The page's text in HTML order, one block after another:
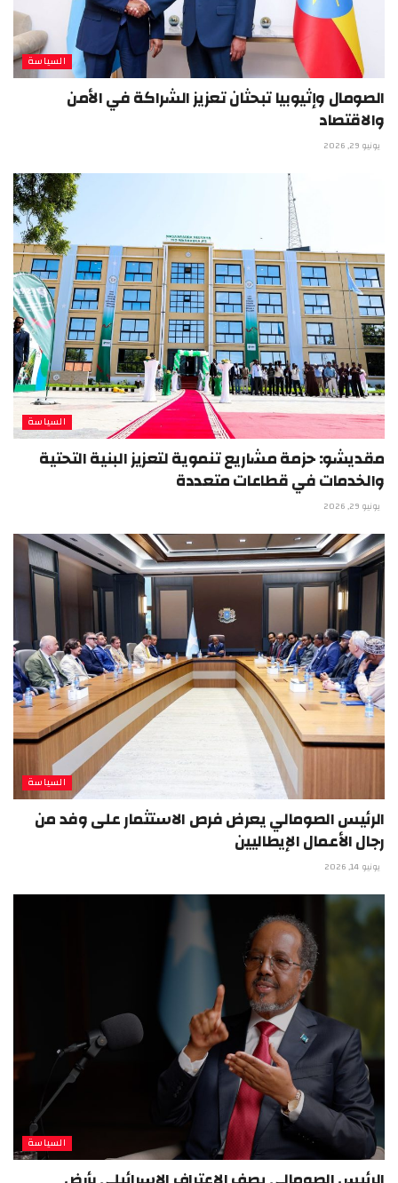
السياسة
الصومال وإثيوبيا تبحثان تعزيز الشراكة في الأمن
والاقتصاد
يونيو 29, 2026
السياسة
مقديشو: حزمة مشاريع تنموية لتعزيز البنية التحتية
والخدمات في قطاعات متعددة
يونيو 29, 2026
السياسة
الرئيس الصومالي يعرض فرص الاستثمار على وفد من
رجال الأعمال الإيطاليين
يونيو 14, 2026
السياسة